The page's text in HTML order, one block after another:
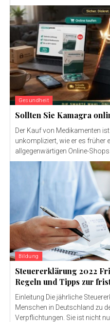
Gesundheit
Sollten Sie Kamagra
Der Kauf von Medikamenten
unkompliziert, wie er es früher
allgegenwärtigen Online-Shops
Bildung
Steuererklärung 2022
Regeln und Tipps zur
Einleitung Die jährliche
Menschen in Deutschland zu
Verpflichtungen. Sie ist nicht